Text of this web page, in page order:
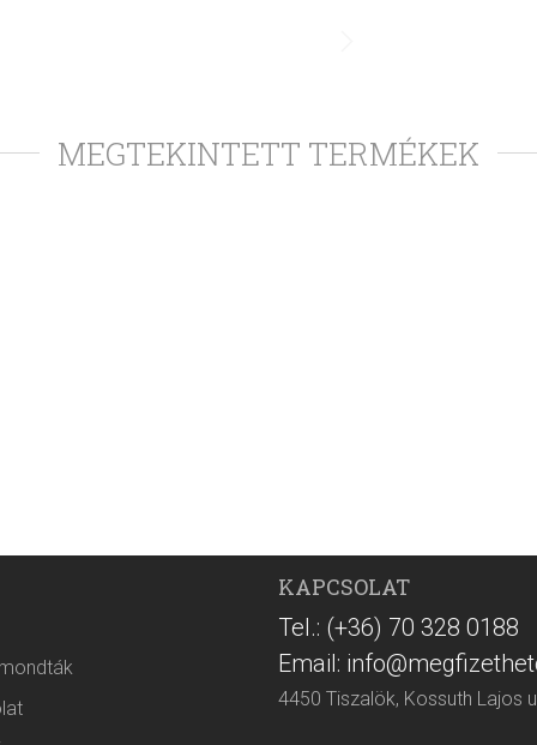
MEGTEKINTETT TERMÉKEK
KAPCSOLAT
Tel.: (+36) 70 328 0188
Email:
4450 Tiszalök, Kossuth Lajos